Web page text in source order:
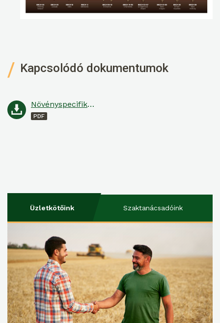
Kapcsolódó dokumentumok
Növényspecifikus ajánlat napraforgóra
Üzletkötőink Szaktanácsadóink